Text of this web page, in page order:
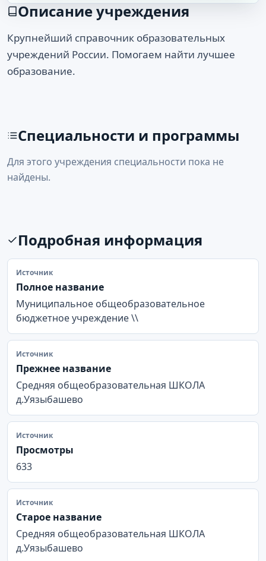
Описание учреждения
Крупнейший справочник образовательных
учреждений России. Помогаем найти лучшее
образование.
Специальности и программы
Для этого учреждения специальности пока не
найдены.
Подробная информация
Источник
Полное название
Муниципальное общеобразовательное
бюджетное учреждение \\
Источник
Прежнее название
Средняя общеобразовательная ШКОЛА
д.Уязыбашево
Источник
Просмотры
633
Источник
Старое название
Средняя общеобразовательная ШКОЛА
д.Уязыбашево